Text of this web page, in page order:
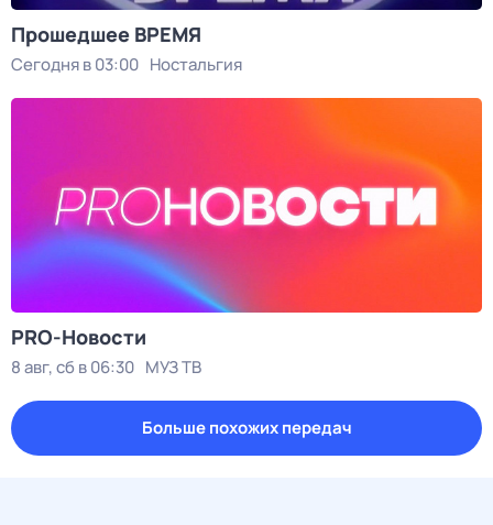
Прошедшее ВРЕМЯ
Сегодня в 03:00 Ностальгия
PRO-Новости
8 авг, сб в 06:30 МУЗ ТВ
Больше похожих передач